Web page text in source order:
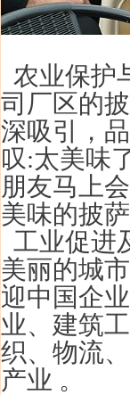
农业保护
司厂区的
深吸引，
叹:太美味
朋友马上
美味的披萨
工业促进
美丽的城
迎中国企
业、建筑
织、物流
产业 。